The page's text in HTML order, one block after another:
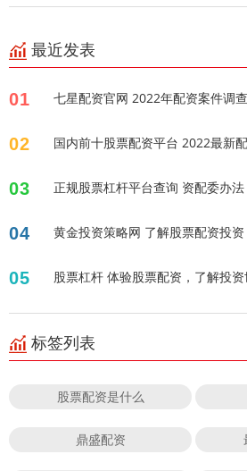
最近发表
01 七星配资官网 2022年配资案件调
02 国内前十股票配资平台 2022最新
03 正规股票杠杆平台查询 资配委办
04 黄金投资策略网 了解股票配资投
05 股票杠杆 体验股票配资，了解投
标签列表
股票配资是什么
鼎盛配资